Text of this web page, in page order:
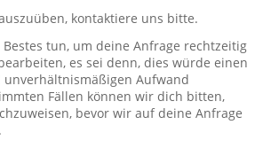
kontaktiere uns bitte.
tun, um deine Anfrage rechtzeitig
es sei denn, dies würde einen
Aufwand
Fällen können wir dich bitten,
bevor wir auf deine Anfrage